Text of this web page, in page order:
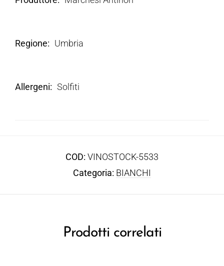
Regione Umbria
Allergeni Solfiti
COD: VINOSTOCK-5533
Categoria: BIANCHI
Prodotti correlati